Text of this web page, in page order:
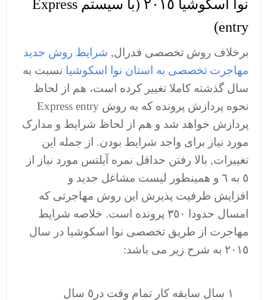
نوا اسکوشیا ٢٠١٥ (با سیستم Express
entry)
برخلاف روش تخصصی فدرال, شرایط روش جدید
مهاجرت تخصصی به استان نوا اسکوشیا نسبت به
سال گذشته کاملا تغییر کرده است، هم از لحاظ
نحوه پردازش پرونده که به روش Express entry
پردازش خواهد شد و هم از لحاظ شرایط و مدارک
مورد نیاز برای واجد شرایط بودن. از جمله این
تغییرات, بالا رفتن حداقل نمره آیلتس مورد نیاز از
٥ به ٦ و همینطور لیست مشاغل جدید و
افزایش ظرفیت پذیرش این روش مهاجرتی که
امسال حدودا ٣٥٠ پرونده است. خلاصه شرایط
مهاجرت از طریق تخصصی نوا اسکوشیا در سال
٢٠١٥ به شرح زیر می باشد:
١ سال سابقه کار تمام وقت در٥ سال